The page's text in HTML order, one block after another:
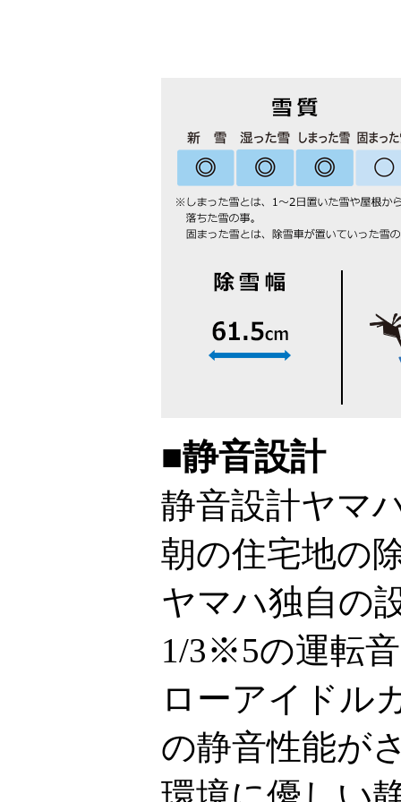
■静音設計
静音設計ヤマ
朝の住宅地の
ヤマハ独自の
1/3※5の運転
ローアイドル
の静音性能が